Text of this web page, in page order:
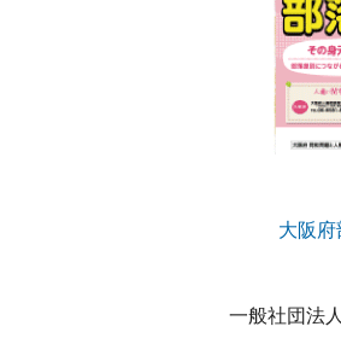
大阪
一般社団法